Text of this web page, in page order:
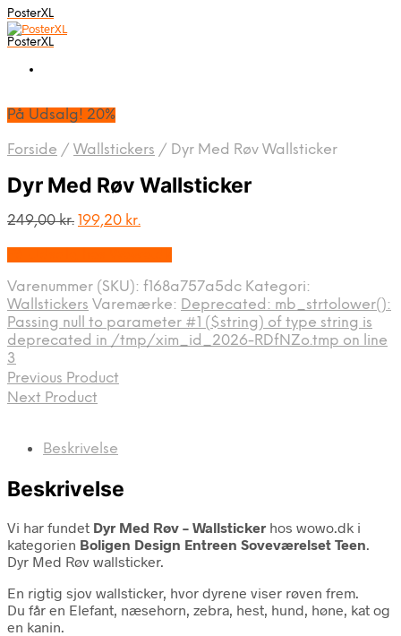
PosterXL
PosterXL
På Udsalg! 20%
Forside / Wallstickers / Dyr Med Røv Wallsticker
Dyr Med Røv Wallsticker
249,00kr. Den
249,00 kr..
199,20 kr.Den
199,20 kr..
Varenummer (SKU): f168a757a5dc Kategori:
Wallstickers Varemærke: Deprecated: mb_strtolower():
Passing null to parameter #1 ($string) of type string is
deprecated in /tmp/xim_id_2026-RDfNZo.tmp on line
3
Previous Product
Next Product
Beskrivelse
Beskrivelse
Vi har fundet Dyr Med Røv – Wallsticker hos wowo.dk i
kategorien Boligen Design Entreen Soveværelset Teen.
Dyr Med Røv wallsticker.
En rigtig sjov wallsticker, hvor dyrene viser røven frem.
Du får en Elefant, næsehorn, zebra, hest, hund, høne, kat og
en kanin.